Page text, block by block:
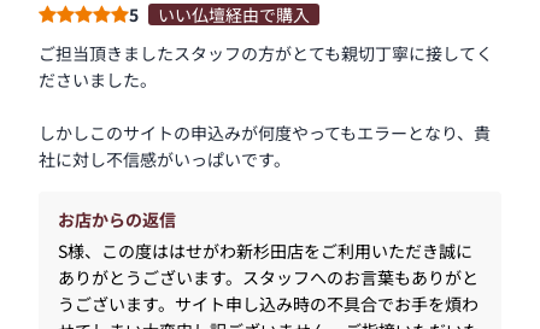
5
いい仏壇経由で購入
ご担当頂きましたスタッフの方がとても親切丁寧に接してく
ださいました。
しかしこのサイトの申込みが何度やってもエラーとなり、貴
社に対し不信感がいっぱいです。
お店からの返信
S様、この度ははせがわ新杉田店をご利用いただき誠に
ありがとうございます。スタッフへのお言葉もありがと
うございます。サイト申し込み時の不具合でお手を煩わ